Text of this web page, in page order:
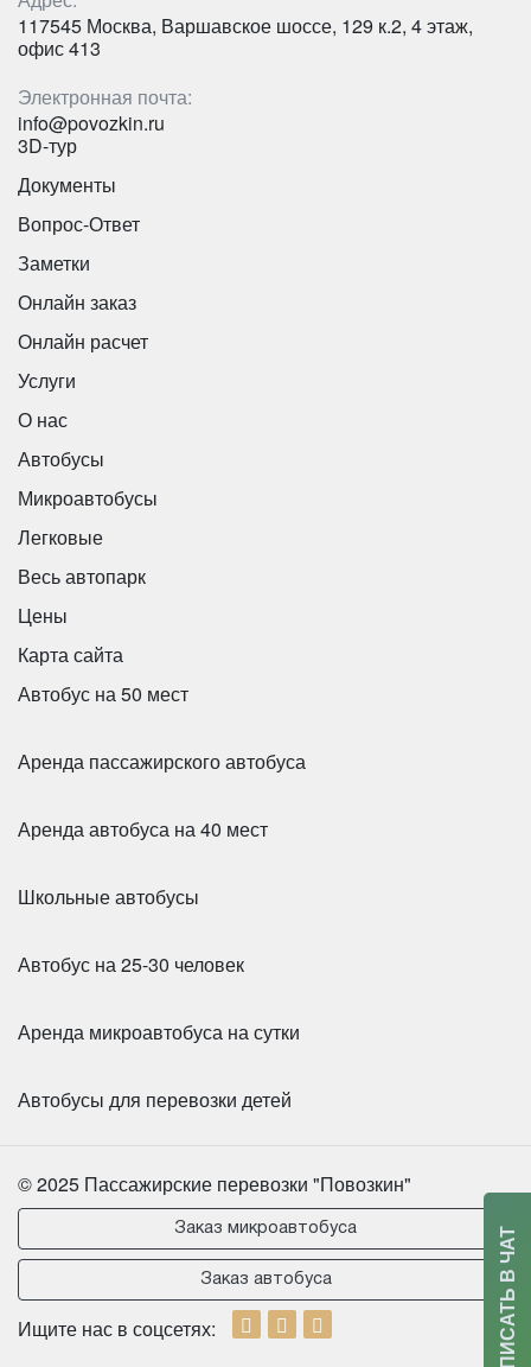
Mercedes-Benz O350-15RHD на 50 мест
Количество мест:
HIGER KLQ6885 35 мест
117545 Москва, Варшавское шоссе, 129 к.2, 4 этаж,
офис 413
Электронная почта:
info@povozkin.ru
3D-тур
Документы
Вопрос-Ответ
Заметки
Онлайн заказ
Онлайн расчет
Услуги
О нас
Автобусы
Микроавтобусы
Легковые
Весь автопарк
Цены
Карта сайта
Автобус на 50 мест
Аренда пассажирского автобуса
Аренда автобуса на 40 мест
Школьные автобусы
Автобус на 25-30 человек
Аренда микроавтобуса на сутки
Автобусы для перевозки детей
© 2025 Пассажирские перевозки "Повозкин"
Заказ микроавтобуса
Заказ автобуса
Ищите нас в соцсетях: НАПИСАТЬ В ЧАТ